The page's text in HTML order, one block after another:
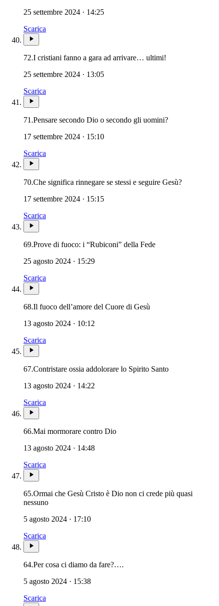
25 settembre 2024 · 14:25
Scarica
72.I cristiani fanno a gara ad arrivare… ultimi!
25 settembre 2024 · 13:05
Scarica
71.Pensare secondo Dio o secondo gli uomini?
17 settembre 2024 · 15:10
Scarica
70.Che significa rinnegare se stessi e seguire Gesù?
17 settembre 2024 · 15:15
Scarica
69.Prove di fuoco: i “Rubiconi” della Fede
25 agosto 2024 · 15:29
Scarica
68.Il fuoco dell’amore del Cuore di Gesù
13 agosto 2024 · 10:12
Scarica
67.Contristare ossia addolorare lo Spirito SantoParaclito ·
13 agosto 2024 · 14:22
Scarica
66.Mai mormorare contro Dio
13 agosto 2024 · 14:48
Scarica
65.Ormai che Gesù Cristo è Dio non ci crede più quasi
nessuno
5 agosto 2024 · 17:10
Scarica
64.Per cosa ci diamo da fare?….
5 agosto 2024 · 15:38
Scarica